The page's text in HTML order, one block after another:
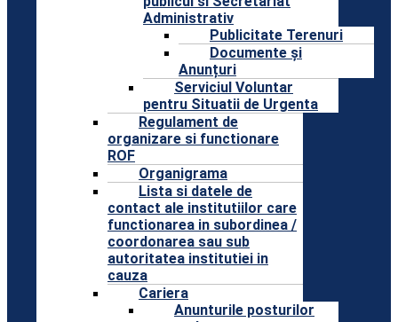
Administrativ
Publicitate Terenuri
Documente și
Anunțuri
Serviciul Voluntar
pentru Situatii de Urgenta
Regulament de
organizare si functionare
ROF
Organigrama
Lista si datele de
contact ale institutiilor care
functionarea in subordinea /
coordonarea sau sub
autoritatea institutiei in
cauza
Cariera
Anunturile posturilor